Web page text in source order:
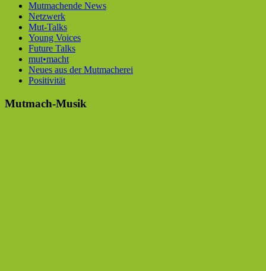
Mutmachende News
Netzwerk
Mut-Talks
Young Voices
Future Talks
mut•macht
Neues aus der Mutmacherei
Positivität
Mutmach-Musik